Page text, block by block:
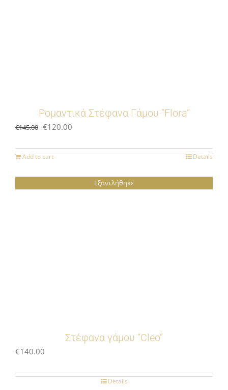
Ρομαντικά Στέφανα Γάμου “Flora”
€145.00 Original
was:
€120.00
is:
Add to cart Details
Εξαντλήθηκε
Στέφανα γάμου “Cleo”
€140.00
Details